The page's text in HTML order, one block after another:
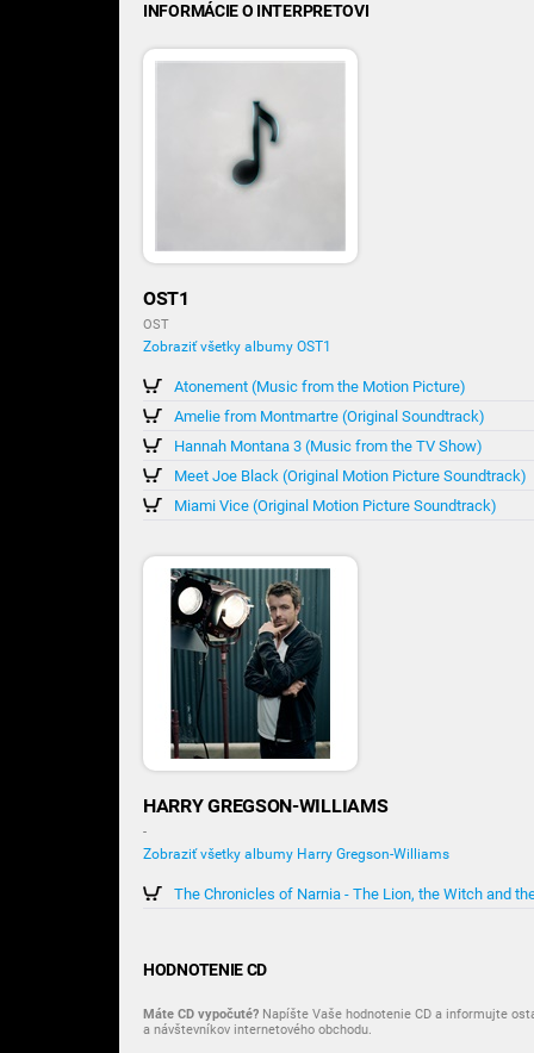
INFORMÁCIE O INTERPRETOVI
OST1
OST
Zobraziť všetky albumy OST1
Atonement (Music from the Motion Picture)
Amelie from Montmartre (Original Soundtrack)
Hannah Montana 3 (Music from the TV Show)
Meet Joe Black (Original Motion Picture Soundtrack)
Miami Vice (Original Motion Picture Soundtrack)
HARRY GREGSON-WILLIAMS
-
Zobraziť všetky albumy Harry Gregson-Williams
HODNOTENIE CD
Máte CD vypočuté? Napíšte Vaše hodnotenie CD a informujte
a návštevníkov internetového obchodu.